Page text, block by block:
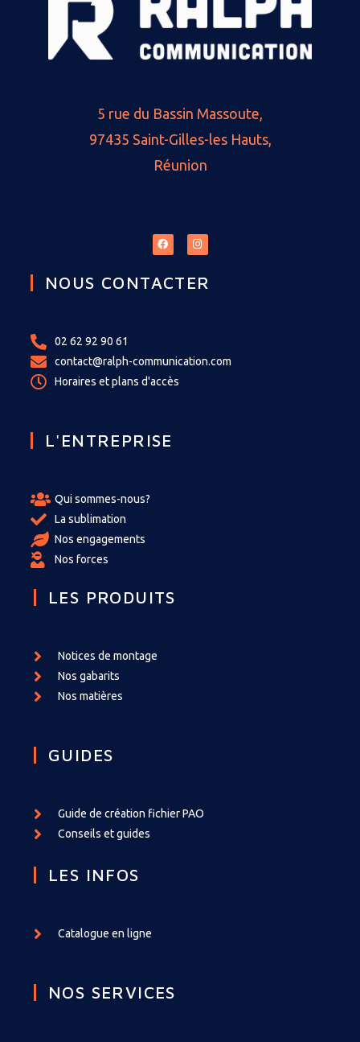
5 rue du Bassin Massoute,
97435 Saint-Gilles-les Hauts,
Réunion
NOUS CONTACTER
02 62 92 90 61
contact@ralph-communication.com
Horaires et plans d'accès
L'ENTREPRISE
Qui sommes-nous?
La sublimation
Nos engagements
Nos forces
LES PRODUITS
Notices de montage
Nos gabarits
Nos matières
GUIDES
Guide de création fichier PAO
Conseils et guides
LES INFOS
Catalogue en ligne
NOS SERVICES